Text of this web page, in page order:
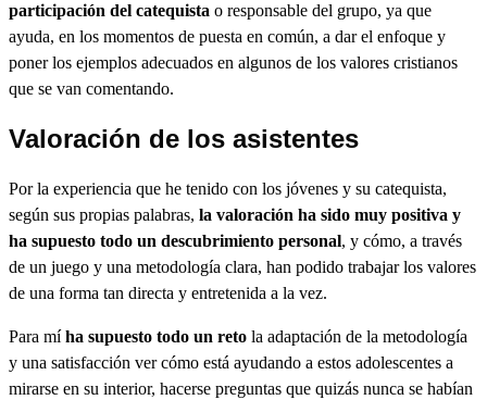
participación del catequista o responsable del grupo, ya que
ayuda, en los momentos de puesta en común, a dar el enfoque y
poner los ejemplos adecuados en algunos de los valores cristianos
que se van comentando.
Valoración de los asistentes
Por la experiencia que he tenido con los jóvenes y su catequista,
según sus propias palabras, la valoración ha sido muy positiva y
ha supuesto todo un descubrimiento personal, y cómo, a través
de un juego y una metodología clara, han podido trabajar los valores
de una forma tan directa y entretenida a la vez.
Para míha supuesto todo un reto la adaptación de la metodología
y una satisfacción ver cómo está ayudando a estos adolescentes a
mirarse en su interior, hacerse preguntas que quizás nunca se habían